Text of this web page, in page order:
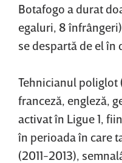
Botafogo a durat
egaluri, 8
se despartă de el în
Tehnicianul poliglot
franceză, engleză,
activat în Ligue 1,
în perioada în care
(2011-2013),